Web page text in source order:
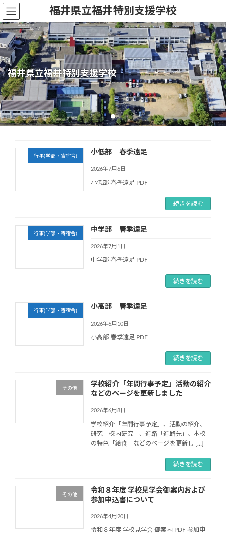
コ
ン
テ
ン
ツ
へ
ス
キ
ッ
プ
ナ
ビ
ゲ
ー
シ
ョ
ン
に
移
動
福井県立福井特別支援学校
福井県立福井特別支援学校
福井県立福井特別支援学校
福井県立福井特別支援学校
福井県立福井特別支援学校
福井県立福井特別支援学校
行事(学部・寄宿舎)
小低部 春季遠足
2026年7月6日
小低部 春季遠足 PDF
続きを読む
行事(学部・寄宿舎)
中学部 春季遠足
2026年7月1日
中学部 春季遠足 PDF
続きを読む
行事(学部・寄宿舎)
小高部 春季遠足
2026年6月10日
小高部 春季遠足 PDF
続きを読む
その他
学校紹介「年間行事予定」活動の紹介
などのページを更新しました
2026年6月8日
学校紹介「年間行事予定」、活動の紹介、
研究「校内研究」、進路「進路先」、本校
の特色「給食」などのページを更新し […]
続きを読む
その他
令和８年度 学校見学会御案内および
参加申込書について
2026年4月20日
令和８年度 学校見学会 御案内 PDF 参加申